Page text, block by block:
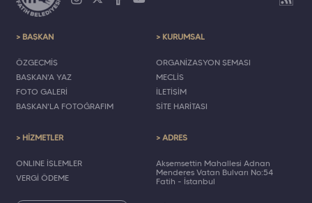
> BAŞKAN
ÖZGEÇMİŞ
BAŞKAN'A YAZ
FOTO GALERİ
BAŞKAN'LA FOTOĞRAFIM
> KURUMSAL
ORGANİZASYON ŞEMASI
MECLİS
İLETİŞİM
SİTE HARİTASI
> HİZMETLER
ONLINE İŞLEMLER
VERGİ ÖDEME
> ADRES
Akşemsettin Mahallesi Adnan
Menderes Vatan Bulvarı No:54
Fatih - İstanbul